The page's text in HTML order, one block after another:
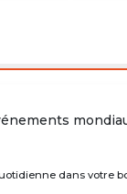
dans votre